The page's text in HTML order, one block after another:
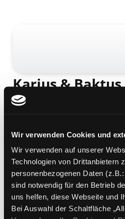
Wir verwenden Cookies und
Wir verwenden auf unserer
Technologien von Drittanbietern
personenbezogenen Daten
sind notwendig für den Betrieb
uns helfen, diese Webseite und
Bei Auswahl der Schaltfläche
Karius & Baktus
eine Geschichte mit farbigen
Verfasser:Egner, Thorbjørn
Übergeordnetes Werk: Ich
Beschreibung ein-/
Mehr Informationen ein-/